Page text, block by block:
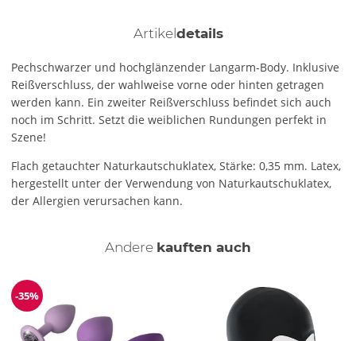
Artikel details
Pechschwarzer und hochglänzender Langarm-Body. Inklusive
Reißverschluss, der wahlweise vorne oder hinten getragen
werden kann. Ein zweiter Reißverschluss befindet sich auch
noch im Schritt. Setzt die weiblichen Rundungen perfekt in
Szene!
Flach getauchter Naturkautschuklatex, Stärke: 0,35 mm. Latex,
hergestellt unter der Verwendung von Naturkautschuklatex,
der Allergien verursachen kann.
Andere kauften auch
Reduzierung
-35%